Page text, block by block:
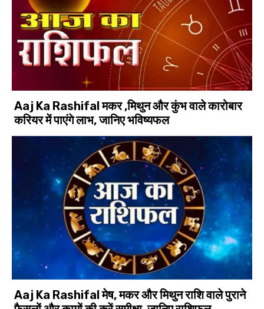
Aaj Ka Rashifal मकर ,मिथुन और कुंभ वाले कारोबार
करियर में पाएंगे लाभ, जानिए भविष्यफल
Aaj Ka Rashifal मेष, मकर और मिथुन राशि वाले पुराने